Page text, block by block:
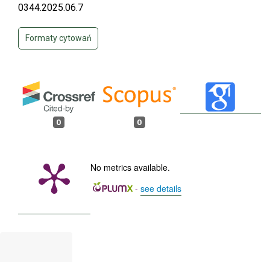
0344.2025.06.7
Formaty cytowań
0 0
No metrics available.
- see details